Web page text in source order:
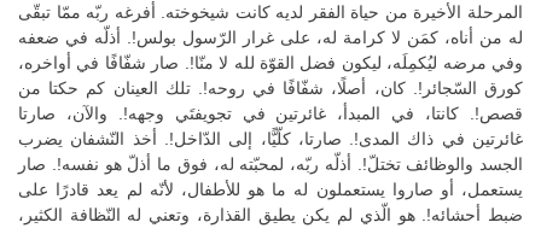
المرحلة الأخيرة من حياة الفقر لديه كانت شيخوخته. أفرغه ربّه ممّا تبقّى
له من أناه، كمَن لا كرامة له، على غرار الرّسول بولس!. أذلّه في ضعفه
وفي مرضه ليُكمِلَه، ليكون فضل القوّة لله لا منّا!. صار شفّافًا في أواخره،
كورق السّجائر!. كان، أصلًا، شفّافًا في روحه!. تلك العينان كم حكتا من
قصص!. كانتا، في المبدأ، غائرتين في تجويفتَي وجهه!. والآن، صارتا
غائرتين في ذاك المدى!. صارتا، كلّيًّا، إلى الدّاخل!. أخذ النّشفان يضرب
الجسد والوظائف تختلّ!. أذلّه ربّه، لمحبّته له، فوق ما أذلّ هو نفسه!. صار
يستعمل، أو صاروا يستعملون له ما هو للأطفال، لأنّه لم يعد قادرًا على
ضبط أحشائه!. هو الّذي لم يكن يطيق القذارة، وتعني له النّظافة الكثير،